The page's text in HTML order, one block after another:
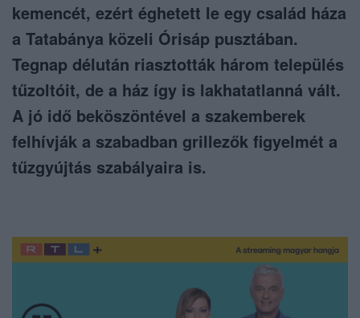
kemencét, ezért éghetett le egy család háza
a Tatabánya közeli Órisáp pusztában.
Tegnap délután riasztották három település
tűzoltóit, de a ház így is lakhatatlanná vált.
A jó idő beköszöntével a szakemberek
felhívják a szabadban grillezők figyelmét a
tűzgyújtás szabályaira is.